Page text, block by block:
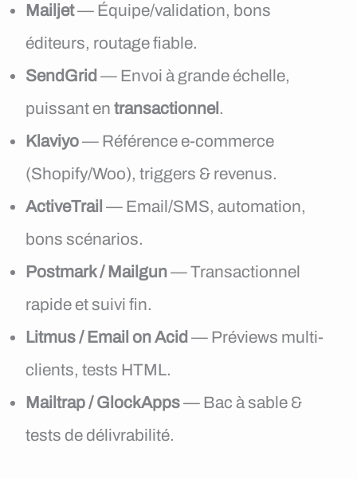
Mailjet— Équipe/validation, bons
éditeurs, routage fiable.
SendGrid — Envoi à grande échelle,
puissant en transactionnel .
Klaviyo— Référence e-commerce
(Shopify/Woo), triggers & revenus.
ActiveTrail — Email/SMS, automation,
bons scénarios.
Postmark / Mailgun— Transactionnel
rapide et suivi fin.
Litmus / Email on Acid — Préviews multi-
clients, tests HTML.
Mailtrap / GlockApps— Bac à sable &
tests de délivrabilité.